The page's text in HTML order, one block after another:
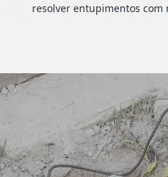
resolver entupimentos